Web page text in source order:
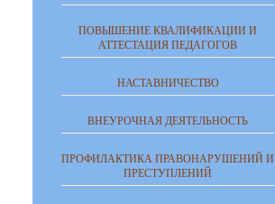
ПОВЫШЕНИЕ КВАЛИФИКАЦИИ И
АТТЕСТАЦИЯ ПЕДАГОГОВ
НАСТАВНИЧЕСТВО
ВНЕУРОЧНАЯ ДЕЯТЕЛЬНОСТЬ
ПРОФИЛАКТИКА ПРАВОНАРУШЕНИЙ И
ПРЕСТУПЛЕНИЙ